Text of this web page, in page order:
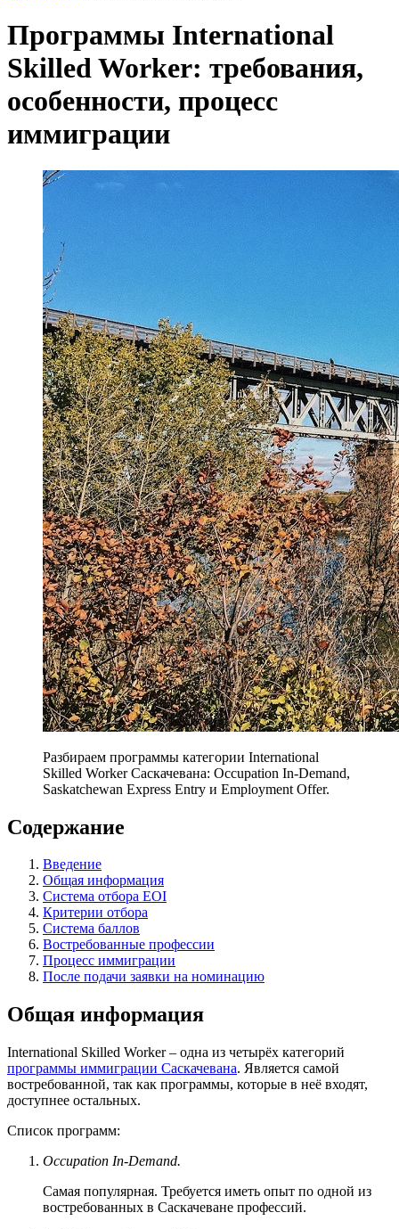
Программы International
Skilled Worker: требования,
особенности, процесс
иммиграции
Разбираем программы категории International
Skilled Worker Саскачевана: Occupation In-Demand,
Saskatchewan Express Entry и Employment Offer.
Содержание
Введение
Общая информация
Система отбора EOI
Критерии отбора
Система баллов
Востребованные профессии
Процесс иммиграции
После подачи заявки на номинацию
Общая информация
International Skilled Worker – одна из четырёх категорий
программы иммиграции Саскачевана. Является самой
востребованной, так как программы, которые в неё входят,
доступнее остальных.
Список программ:
Occupation In-Demand.
Самая популярная. Требуется иметь опыт по одной из
востребованных в Саскачеване профессий.